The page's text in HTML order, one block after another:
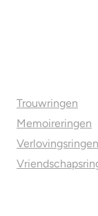
Trouwringen
Memoireringen
Verlovingsringen